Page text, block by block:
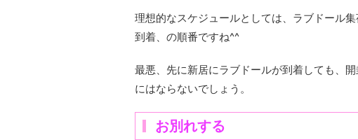
理想的なスケジュールとしては、ラブドー
到着、の順番ですね^^
最悪、先に新居にラブドールが到着しても、
にはならないでしょう。
お別れする